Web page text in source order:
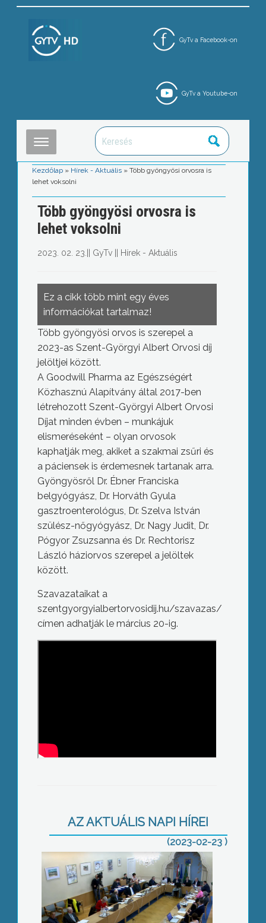
GyTv a Facebook-on
GyTv a Youtube-on
Kezdőlap » Hírek - Aktuális »Több gyöngyösi orvosra is
lehet voksolni
Több gyöngyösi orvosra is
lehet voksolni
2023. 02. 23. GyTv|| Hírek - Aktuális
Ez a cikk több mint egy éves
információkat tartalmaz!
Több gyöngyösi orvos is szerepel a
2023-as Szent-Györgyi Albert Orvosi díj
jelöltjei között.
A Goodwill Pharma az Egészségért
Közhasznú Alapítvány által 2017-ben
létrehozott Szent-Györgyi Albert Orvosi
Díjat minden évben – munkájuk
elismeréseként – olyan orvosok
kaphatják meg, akiket a szakmai zsűri és
a páciensek is érdemesnek tartanak arra.
Gyöngyösről Dr. Ébner Franciska
belgyógyász, Dr. Horváth Gyula
gasztroenterológus, Dr. Szelva István
szülész-nőgyógyász, Dr. Nagy Judit, Dr.
Pógyor Zsuzsanna és Dr. Rechtorisz
László háziorvos szerepel a jelöltek
között.
Szavazataikat a
szentgyorgyialbertorvosidij.hu/szavazas/
címen adhatják le március 20-ig.
AZ AKTUÁLIS NAPI HÍREI
(2023-02-23 )
Javítják a selfie-pont betűit